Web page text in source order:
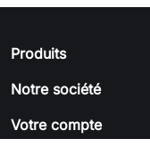
Produits
Notre société
Votre compte